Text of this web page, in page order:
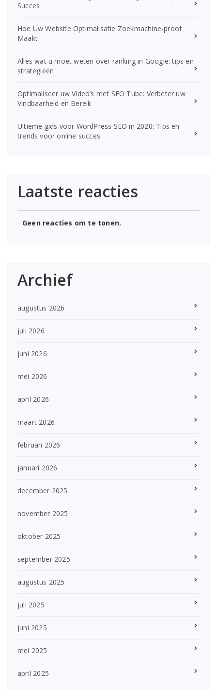
Succes
Hoe Uw Website Optimalisatie Zoekmachine-proof
Maakt
Alles wat u moet weten over ranking in Google: tips en
strategieën
Optimaliseer uw Video’s met SEO Tube: Verbeter uw
Vindbaarheid en Bereik
Ultieme gids voor WordPress SEO in 2020: Tips en
trends voor online succes
Laatste reacties
Geen reacties om te tonen.
Archief
augustus 2026
juli 2026
juni 2026
mei 2026
april 2026
maart 2026
februari 2026
januari 2026
december 2025
november 2025
oktober 2025
september 2025
augustus 2025
juli 2025
juni 2025
mei 2025
april 2025